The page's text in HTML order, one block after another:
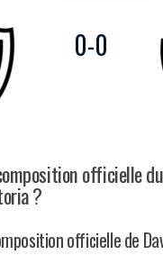
0-0
officielle
?
officielle de